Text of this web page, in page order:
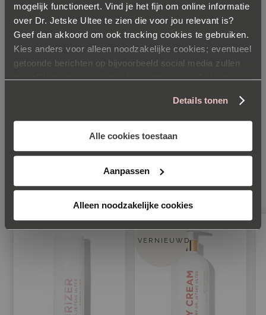
mogelijk functioneert. Vind je het fijn om online informatie
over Dr. Jetske Ultee te zien die voor jou relevant is?
Geef dan akkoord om ook tracking cookies te gebruiken.
Kies anders voor alleen noodzakelijke cookies; eventueel
getoonde berichten op bijvoorbeeld social media zullen
mogelijk minder aansluiten bij je interesses. Je kunt je
Details tonen
Alle cookies toestaan
Aanpassen
Alleen noodzakelijke cookies
Dr. Jetske Ultee
Steeds stel ik mezelf de vraag: wat zou ik zelf willen voor
mijn huid? En wat werkt er echt? Mijn belangrijkste drijfveer
adviezen en met no-nonsense producten.
Leeshiermeer over mijn filosofie.
VERNIEUWD